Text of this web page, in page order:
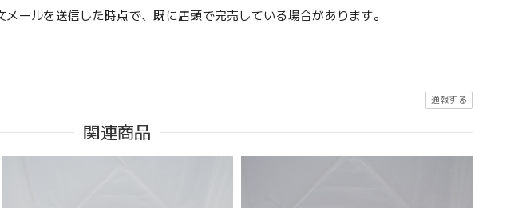
ールを送信した時点で、既に店頭で完売している場合があります。
通報する
関連商品